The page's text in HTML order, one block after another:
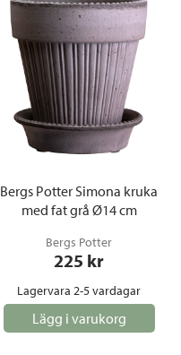
Bergs Potter Simona kruka
med fat grå Ø14 cm
Bergs Potter
225 kr
Lagervara 2-5 vardagar
Lägg i varukorg